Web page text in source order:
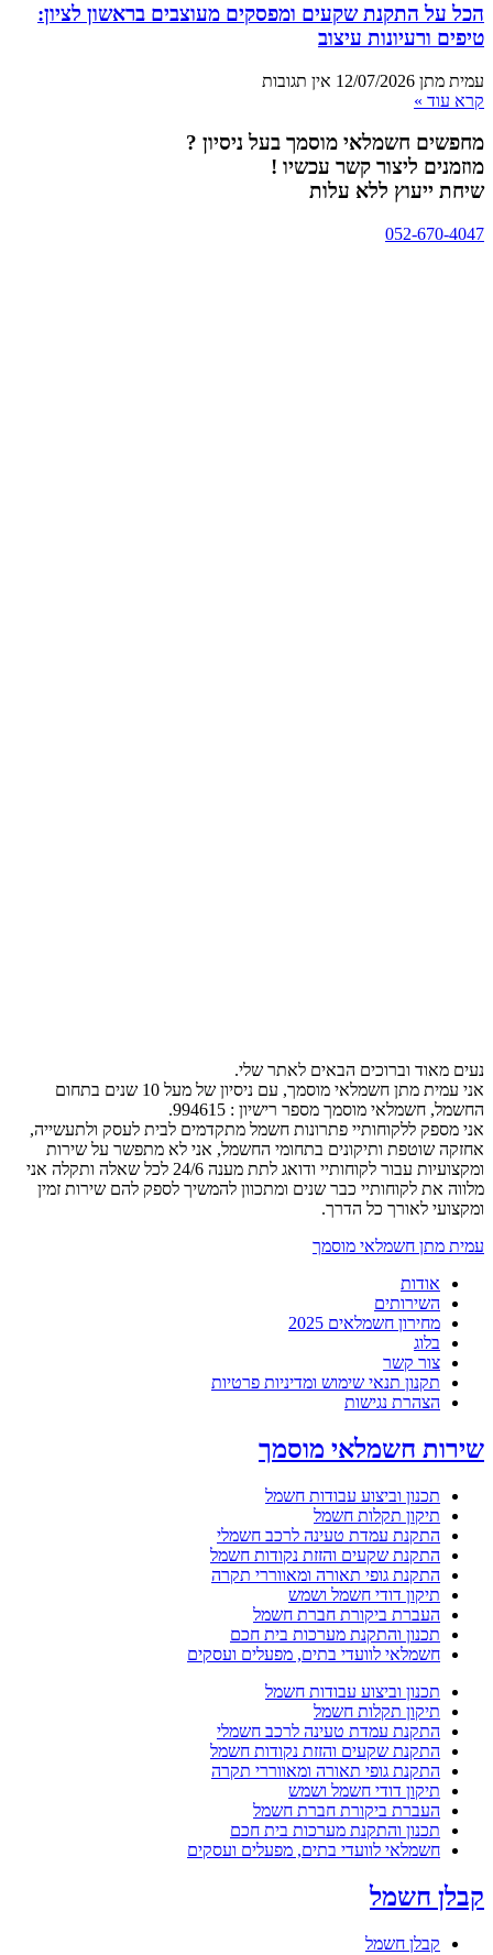
הכל על התקנת שקעים ומפסקים מעוצבים בראשון לציון:
טיפים ורעיונות עיצוב
עמית מתן 12/07/2026 אין תגובות
קרא עוד »
מחפשים חשמלאי מוסמך בעל ניסיון ?
מוזמנים ליצור קשר עכשיו !
שיחת ייעוץ ללא עלות
052-670-4047
נעים מאוד וברוכים הבאים לאתר שלי.
אני עמית מתן חשמלאי מוסמך, עם ניסיון של מעל 10 שנים בתחום
החשמל, חשמלאי מוסמך מספר רישיון : 994615.
אני מספק ללקוחותיי פתרונות חשמל מתקדמים לבית לעסק ולתעשייה,
אחזקה שוטפת ותיקונים בתחומי החשמל, אני לא מתפשר על שירות
ומקצועיות עבור לקוחותיי ודואג לתת מענה 24/6 לכל שאלה ותקלה אני
מלווה את לקוחותיי כבר שנים ומתכוון להמשיך לספק להם שירות זמין
ומקצועי לאורך כל הדרך.
עמית מתן חשמלאי מוסמך
אודות
השירותים
מחירון חשמלאים 2025
בלוג
צור קשר
תקנון תנאי שימוש ומדיניות פרטיות
הצהרת נגישות
שירות חשמלאי מוסמך
תכנון וביצוע עבודות חשמל
תיקון תקלות חשמל
התקנת עמדת טעינה לרכב חשמלי
התקנת שקעים והזזת נקודות חשמל
התקנת גופי תאורה ומאווררי תקרה
תיקון דודי חשמל ושמש
העברת ביקורת חברת חשמל
תכנון והתקנת מערכות בית חכם
חשמלאי לוועדי בתים, מפעלים ועסקים
תכנון וביצוע עבודות חשמל
תיקון תקלות חשמל
התקנת עמדת טעינה לרכב חשמלי
התקנת שקעים והזזת נקודות חשמל
התקנת גופי תאורה ומאווררי תקרה
תיקון דודי חשמל ושמש
העברת ביקורת חברת חשמל
תכנון והתקנת מערכות בית חכם
חשמלאי לוועדי בתים, מפעלים ועסקים
קבלן חשמל
קבלן חשמל